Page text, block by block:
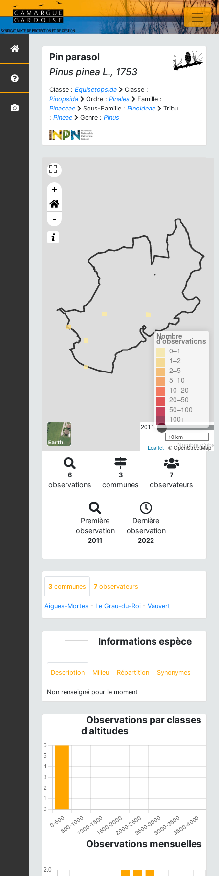
Pin parasol
Pinus pinea L., 1753
Classe : Equisetopsida
Classe :
Pinopsida
Ordre : Pinales
Famille :
Pinaceae
Sous-Famille : Pinoideae
Tribu
: Pineae Genre : Pinus
+
-
2011
Nombre
Nombre
d'observations
0–1
1–2
2–5
5–10
10–20
20–50
50–100
100+
10 km
Leaflet | © OpenStreetMap
6
observations
3
communes
7
observateurs
Première
observation
2011
Dernière
observation
2022
3 communes 7 observateurs
Aigues-Mortes - Le Grau-du-Roi - Vauvert
Informations espèce
Description Milieu Répartition Synonymes
Non renseigné pour le moment
Observations par classes
d'altitudes
Observations mensuelles